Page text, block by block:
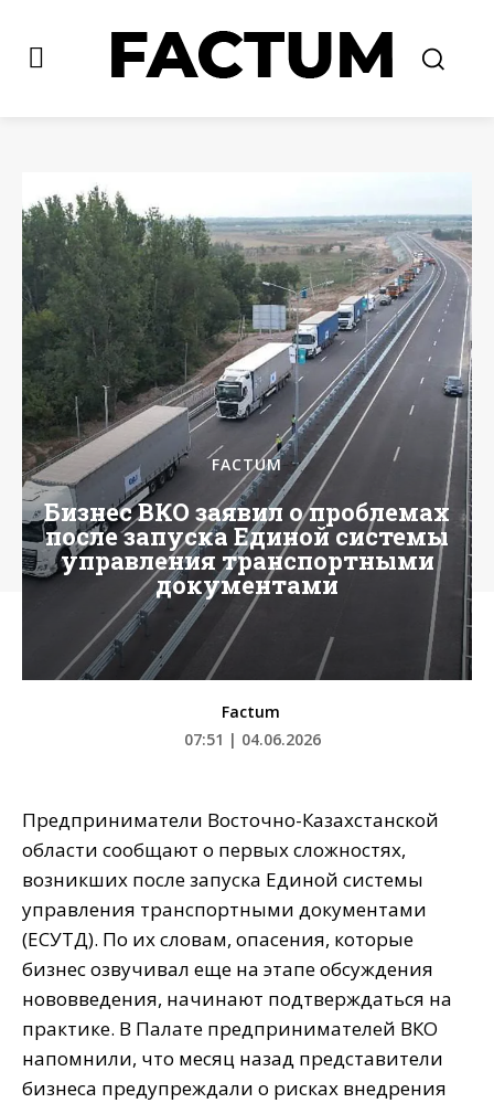
FACTUM
Бизнес ВКО заявил о проблемах
после запуска Единой системы
управления транспортными
документами
Factum
07:51 | 04.06.2026
Предприниматели Восточно-Казахстанской
области сообщают о первых сложностях,
возникших после запуска Единой системы
управления транспортными документами
(ЕСУТД). По их словам, опасения, которые
бизнес озвучивал еще на этапе обсуждения
нововведения, начинают подтверждаться на
практике. В Палате предпринимателей ВКО
напомнили, что месяц назад представители
бизнеса предупреждали о рисках внедрения